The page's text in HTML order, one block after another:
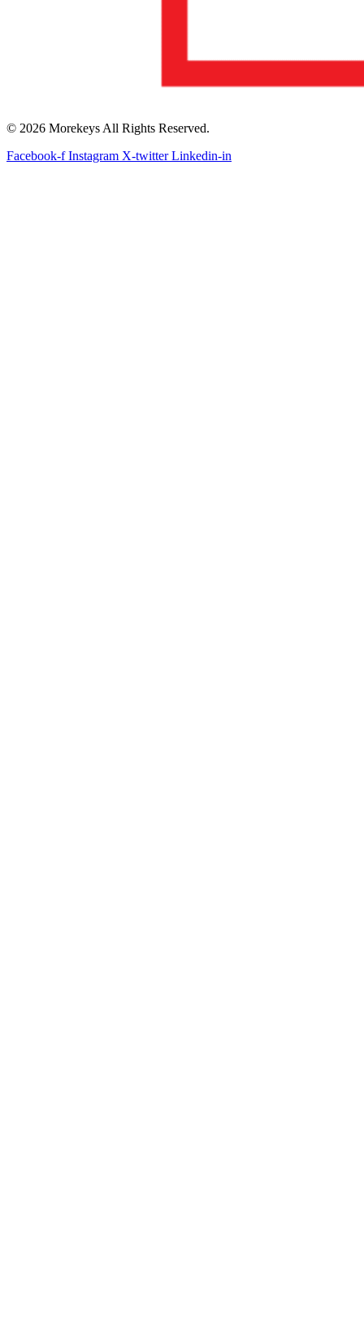
© 2026 Morekeys All Rights Reserved.
Facebook-f Instagram X-twitter Linkedin-in